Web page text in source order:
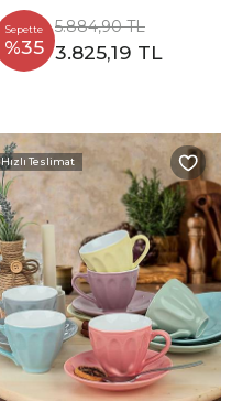
Sepette
%35
5.884,90 TL
3.825,19 TL
Hızlı Teslimat